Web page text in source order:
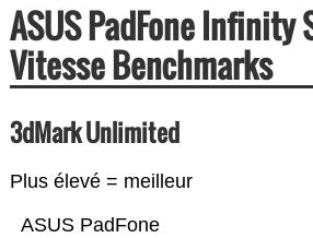
ASUS PadFone Infinity
Vitesse Benchmarks
3dMark Unlimited
Plus élevé = meilleur
ASUS PadFone